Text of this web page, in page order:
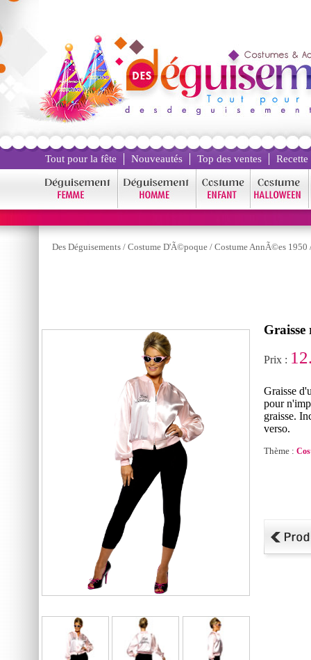
Tout pour la fête Nouveautés Top des ventes
Des Déguisements / Costume D'Ã©poque / Costume AnnÃ©es 1950
Prix :
Graisse
pour
graisse.
verso.
Thème :